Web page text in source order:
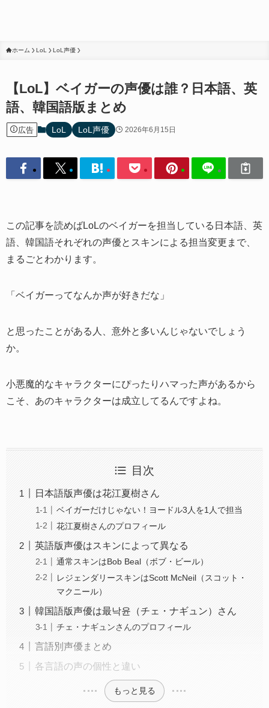
ホーム LoL LoL声優
【LoL】ベイガーの声優は誰？日本語、英
語、韓国語版まとめ
広告 LoL LoL声優 2026年6月15日
この記事を読めばLoLのベイガーを担当している日本語、英
語、韓国語それぞれの声優とスキンによる担当変更まで、
まるごとわかります。
「ベイガーってなんか声が好きだな」
と思ったことがある人、意外と多いんじゃないでしょう
か。
小悪魔的なキャラクターにぴったりハマった声があるから
こそ、あのキャラクターは成立してるんですよね。
目次
日本語版声優は花江夏樹さん
ベイガーだけじゃない！ヨードル3人を1人で担当
花江夏樹さんのプロフィール
英語版声優はスキンによって異なる
通常スキンはBob Beal（ボブ・ビール）
レジェンダリースキンはScott McNeil（スコット・
マクニール）
韓国語版声優は最낙윤（チェ・ナギュン）さん
チェ・ナギュンさんのプロフィール
言語別声優まとめ
各言語の声の個性と違い
もっと見る